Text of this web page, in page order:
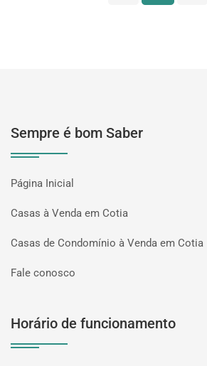
Sempre é bom Saber
Página Inicial
Casas à Venda em Cotia
Casas de Condomínio à Venda em Cotia
Fale conosco
Horário de funcionamento